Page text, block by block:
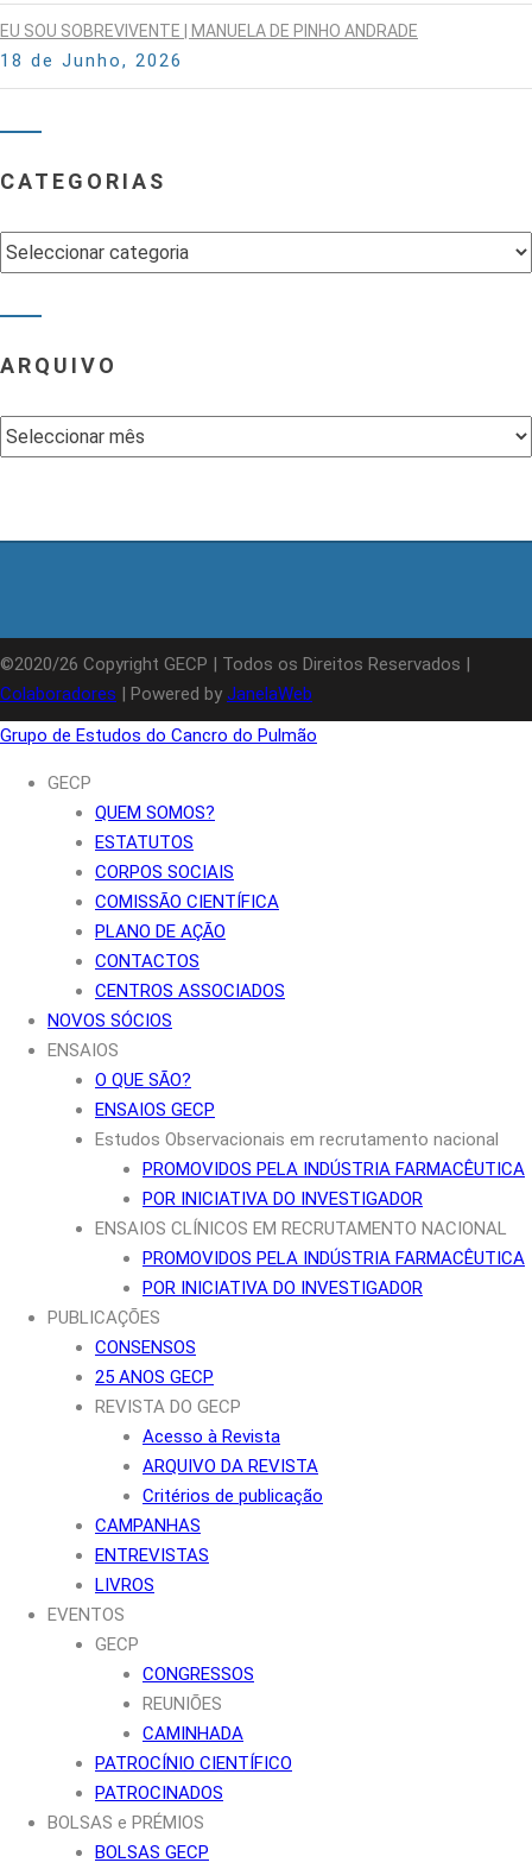
EU SOU SOBREVIVENTE | MANUELA DE PINHO ANDRADE
18 de Junho, 2026
CATEGORIAS
Categorias
ARQUIVO
Arquivo
©2020/26 Copyright GECP | Todos os Direitos Reservados |
Colaboradores | Powered by JanelaWeb
Grupo de Estudos do Cancro do Pulmão
GECP
QUEM SOMOS?
ESTATUTOS
CORPOS SOCIAIS
COMISSÃO CIENTÍFICA
PLANO DE AÇÃO
CONTACTOS
CENTROS ASSOCIADOS
NOVOS SÓCIOS
ENSAIOS
O QUE SÃO?
ENSAIOS GECP
Estudos Observacionais em recrutamento nacional
PROMOVIDOS PELA INDÚSTRIA FARMACÊUTICA
POR INICIATIVA DO INVESTIGADOR
ENSAIOS CLÍNICOS EM RECRUTAMENTO NACIONAL
PROMOVIDOS PELA INDÚSTRIA FARMACÊUTICA
POR INICIATIVA DO INVESTIGADOR
PUBLICAÇÕES
CONSENSOS
25 ANOS GECP
REVISTA DO GECP
Acesso à Revista
ARQUIVO DA REVISTA
Critérios de publicação
CAMPANHAS
ENTREVISTAS
LIVROS
EVENTOS
GECP
CONGRESSOS
REUNIÕES
CAMINHADA
PATROCÍNIO CIENTÍFICO
PATROCINADOS
BOLSAS e PRÉMIOS
BOLSAS GECP